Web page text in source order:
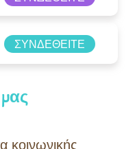
κοινωνικής
ΣΥΝΔΕΘΕΊΤΕ